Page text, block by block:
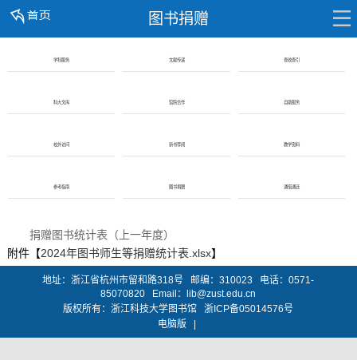
图书捐赠
学科服务 文献传递 查收查引
科大文库 馆院合作 自助服务
校外访问 新书荐阅 教学资料
参考指南 图书捐赠 通借通还
捐赠图书统计表（上一年度）
附件【2024年图书师生等捐赠统计表.xlsx】
地址：浙江省杭州市留和路318号 邮编：310023 电话：0571-
85070820 Email：lib@zust.edu.cn
版权所有：浙江科技大学图书馆 浙ICP备05014576号
电脑版